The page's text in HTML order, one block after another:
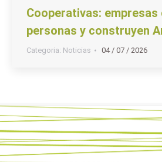
Cooperativas: empresas
personas y construyen
Categoria: Noticias 04 / 07 / 2026